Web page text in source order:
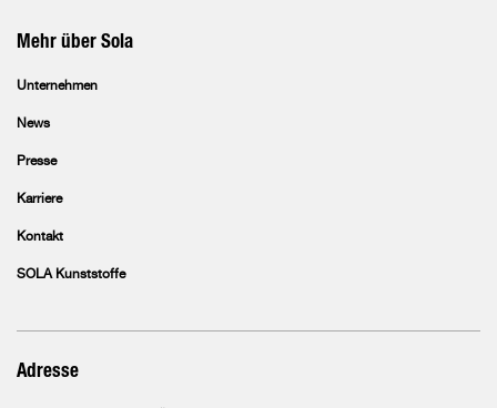
Mehr über Sola
Unternehmen
News
Presse
Karriere
Kontakt
SOLA Kunststoffe
Adresse